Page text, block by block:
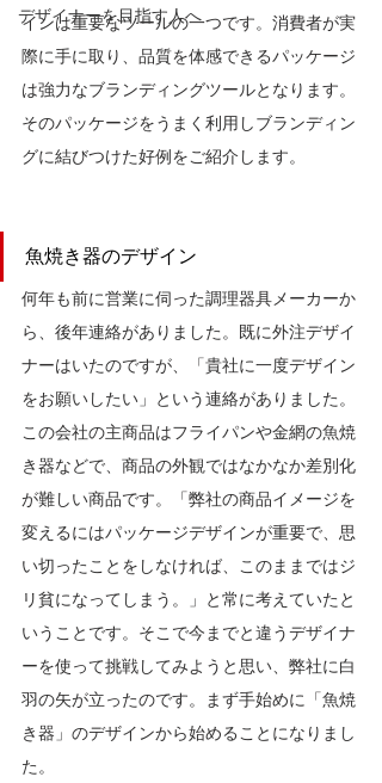
デザイナーを目指す人へ
インは重要なツールの一つです。消費者が実
際に手に取り、品質を体感できるパッケージ
は強力なブランディングツールとなります。
そのパッケージをうまく利用しブランディン
グに結びつけた好例をご紹介します。
魚焼き器のデザイン
何年も前に営業に伺った調理器具メーカーか
ら、後年連絡がありました。既に外注デザイ
ナーはいたのですが、「貴社に一度デザイン
をお願いしたい」という連絡がありました。
この会社の主商品はフライパンや金網の魚焼
き器などで、商品の外観ではなかなか差別化
が難しい商品です。「弊社の商品イメージを
変えるにはパッケージデザインが重要で、思
い切ったことをしなければ、このままではジ
リ貧になってしまう。」と常に考えていたと
いうことです。そこで今までと違うデザイナ
ーを使って挑戦してみようと思い、弊社に白
羽の矢が立ったのです。まず手始めに「魚焼
き器」のデザインから始めることになりまし
た。